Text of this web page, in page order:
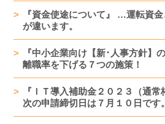
『資金使途について』 …運転資
が違います。
『中小企業向け【新･人事方針】
離職率を下げる７つの施策！
『ＩＴ導入補助金２０２３（通
次の申請締切日は７月１０日です。